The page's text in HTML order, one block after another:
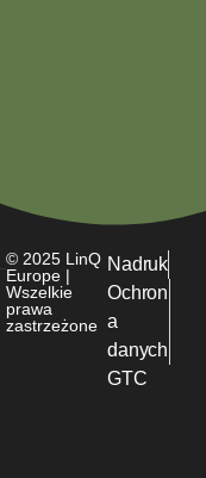
© 2025 LinQ
Europe |
Wszelkie
prawa
zastrzeżone
Nadruk
Ochron
a
danych
GTC